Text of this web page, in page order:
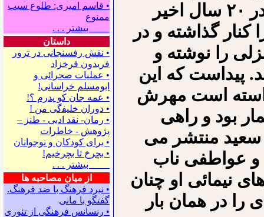
• قاسم امیری: طلوع سیب
ممنوع
بیشتر . . .
داستان
• نقش رفسنجانی در ترور
فریدون فرخزاد
• عملیات صحرائی و
ابومسلم خراسانی!
• ﻋﻤﻪ ﺟﺎﻥ ﻛﻮ ﭘﺪﺭﻡ ؟!
• ﺩﻭﺭﺍﻥ ﺧﻠﻴﻔگی ﻣﻦ !
• رمان- نقد ادبی - طنز –
پژوهش - خاطرات
• ﺑﺮﺍﻯ ﻛﻮﺩﻛﺎﻥ ﻭ ﻧﻮﺟﻮﺍﻧﺎﻥ
• بچرخ تا بچرخیم!
بیشتر . . .
از میان مصاحبه ها
• نبرد فرهنگ با ضد فرهنگ.
گفتگو با ﻣﺎﻧﻰ
• رنسانس فرهنگی ‌از تئوری
زیستم، او هم از یاد من نبریده بود. سعید در ۲۰ سال اخیر
گذاشته و در
را نوشته و
پیداست که این
است مهرش
بود و راهی
سعید منتشر می
و عواطفی ناب
نیمائی او چنان
را در همان بار